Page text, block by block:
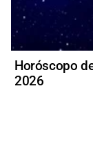
Horóscopo
2026